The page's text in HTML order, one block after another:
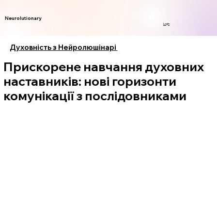
Neurolutionary
Login
Духовність з Нейролюшінарі
Прискорене навчання духовних
наставників: нові горизонти
комунікації з послідовниками